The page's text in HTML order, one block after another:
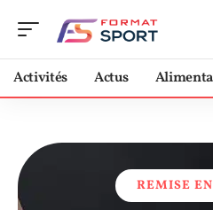
Activités Actus
REMISE